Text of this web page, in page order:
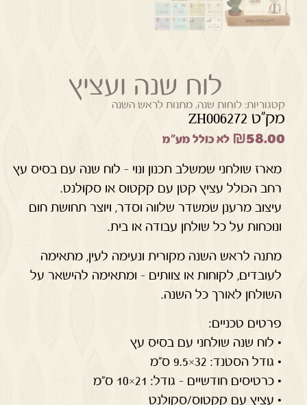
לוח שנה ועציץ
קטגוריות: לוחות שנה,מתנות לראש השנה
מק"ט ZH006272
₪58.00 לא כולל מע"מ
מארז שולחני שמשלב תכנון ונוי – לוח שנה עם בסיס עץ
רחב הכולל עציץ קטן עם קקטוס או סקולנט.
עיצוב מרענן שמשדר שלווה וסדר, ויוצר תחושת חום
ונוכחות על כל שולחן עבודה או בית.
מתנה לראש השנה מקורית ונעימה לעין, מתאימה
לעובדים, לקוחות או צוותים – ומתאימה להישאר על
השולחן לאורך כל השנה.
פרטים טכניים:
• לוח שנה שולחני עם בסיס עץ
• גודל הסטנד: 32×9.5 ס"מ
• כרטיסים חודשיים – גודל: 21×10 ס"מ
• עציץ עם קקטוס/סקולנט